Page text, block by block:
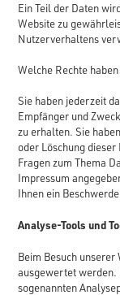
Ein Teil der Daten
Website zu
Nutzerverhaltens
Welche Rechte
Sie haben jederzeit
Empfänger und
zu erhalten. Sie
oder Löschung
Fragen zum Thema
Impressum
Ihnen ein
Analyse-Tools und
Beim Besuch
ausgewertet werden.
sogenannten